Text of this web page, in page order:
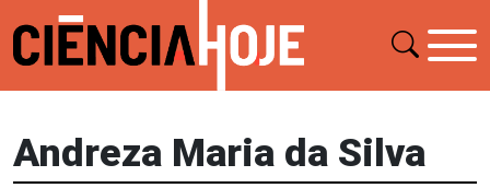
Andreza Maria da Silva